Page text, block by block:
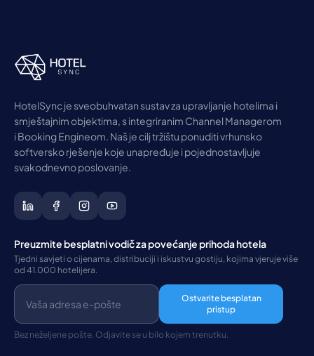
HotelSync je sveobuhvatan sustav za upravljanje hotelima i
smještajnim objektima, s integriranim Channel Managerom
i Booking Engineom. Naš je cilj tržištu ponuditi vrhunsko
softversko rješenje koje unapređuje i pojednostavljuje
svakodnevno poslovanje.
Preuzmite besplatni vodič za povećanje prihoda hotela
Tjedni savjeti o cijenama, distribuciji i iskustvu gostiju, kojima vjeruje više
od 41.000 hotelijera.
Ostvarite besplatan
pristup
Bez neželjene pošte. Odjavite se u bilo kojem trenutku.